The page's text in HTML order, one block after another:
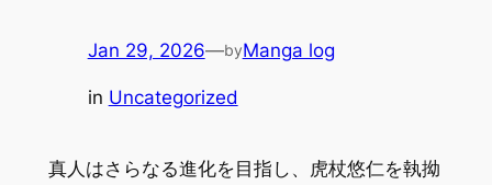
Jan 29, 2026—byManga log
in Uncategorized
真人はさらなる進化を目指し、虎杖悠仁を執拗